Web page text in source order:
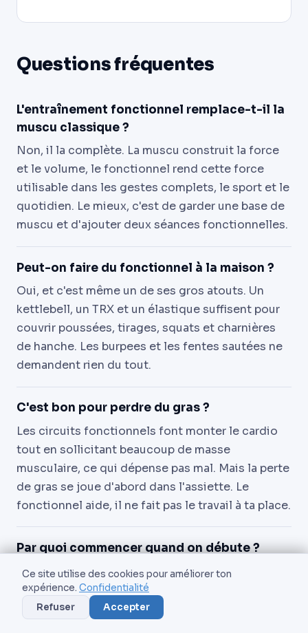
Questions fréquentes
L'entraînement fonctionnel remplace-t-il la
muscu classique ?
Non, il la complète. La muscu construit la force
et le volume, le fonctionnel rend cette force
utilisable dans les gestes complets, le sport et le
quotidien. Le mieux, c'est de garder une base de
muscu et d'ajouter deux séances fonctionnelles.
Peut-on faire du fonctionnel à la maison ?
Oui, et c'est même un de ses gros atouts. Un
kettlebell, un TRX et un élastique suffisent pour
couvrir poussées, tirages, squats et charnières
de hanche. Les burpees et les fentes sautées ne
demandent rien du tout.
C'est bon pour perdre du gras ?
Les circuits fonctionnels font monter le cardio
tout en sollicitant beaucoup de masse
musculaire, ce qui dépense pas mal. Mais la perte
de gras se joue d'abord dans l'assiette. Le
fonctionnel aide, il ne fait pas le travail à ta place.
Par quoi commencer quand on débute ?
Par les mouvements simples et stables :
kettlebell goblet squat, TRX row, chest press
élastique, medicine ball chest pass. Tu construis
Ce site utilise des cookies pour améliorer ton
expérience. Confidentialité
Refuser
Accepter